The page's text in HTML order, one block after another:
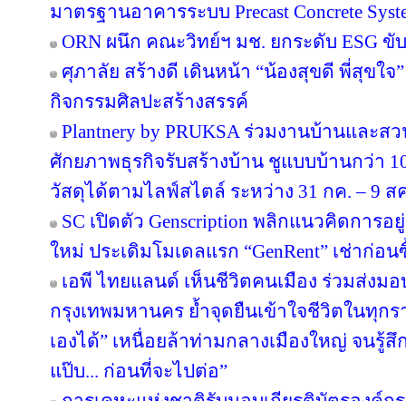
มาตรฐานอาคารระบบ Precast Concrete
ORN ผนึก คณะวิทย์ฯ มช. ยกระดับ ESG ขั
ศุภาลัย สร้างดี เดินหน้า “น้องสุขดี พี่สุขใจ
กิจกรรมศิลปะสร้างสรรค์
Plantnery by PRUKSA ร่วมงานบ้านและส
ศักยภาพธุรกิจรับสร้างบ้าน ชูแบบบ้านกว่า
วัสดุได้ตามไลฟ์สไตล์ ระหว่าง 31 กค. – 9 ส
SC เปิดตัว Genscription พลิกแนวคิดการ
ใหม่ ประเดิมโมเดลแรก “GenRent” เช่าก่อ
เอพี ไทยแลนด์ เห็นชีวิตคนเมือง ร่วมส่งมอ
กรุงเทพมหานคร ย้ำจุดยืนเข้าใจชีวิตในทุกร
เองได้” เหนื่อยล้าท่ามกลางเมืองใหญ่ จนรู้
แป๊บ... ก่อนที่จะไปต่อ”